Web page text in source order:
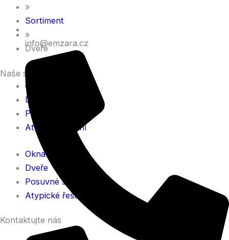
info@emzara.cz
»
Sortiment
»
Dveře
Naše služby
Okna
Dveře
Posuvné systémy
Atypické řešení
Okna
Dveře
Posuvné systémy
Atypické řešení
Kontaktujte nás